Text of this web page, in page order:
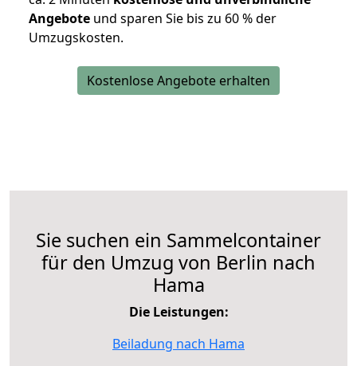
Angebote und sparen Sie bis zu 60 % der
Umzugskosten.
Kostenlose Angebote erhalten
Sie suchen ein Sammelcontainer
für den Umzug von Berlin nach
Hama
Die Leistungen:
Beiladung nach Hama